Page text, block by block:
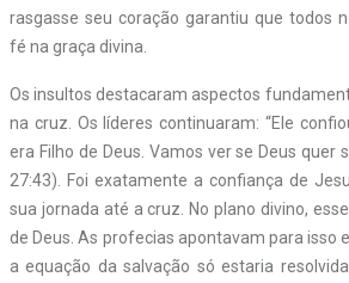
rasgasse seu coração garantiu que todos
fé na graça divina.
Os insultos destacaram aspectos
na cruz. Os líderes continuaram: “Ele
era Filho de Deus. Vamos ver se Deus quer
27:43). Foi exatamente a confiança de
sua jornada até a cruz. No plano divino,
de Deus. As profecias apontavam para isso
a equação da salvação só estaria